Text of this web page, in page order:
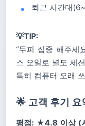
퇴근 시간대
💡TIP:
“두피 집중 해주세
스 오일로 별도 세
특히 컴퓨터 오래
🌟 고객 후기 요
평점: ★4.8 이상 (